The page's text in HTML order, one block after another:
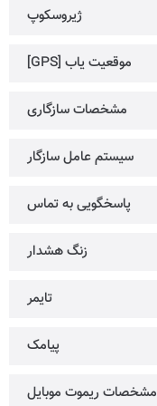
ژیروسکوپ
موقعیت یاب [GPS]
مشخصات سازگاری
سیستم عامل سازگار
پاسخگویی به تماس
زنگ هشدار
تایمر
پیامک
مشخصات ریموت موبایل